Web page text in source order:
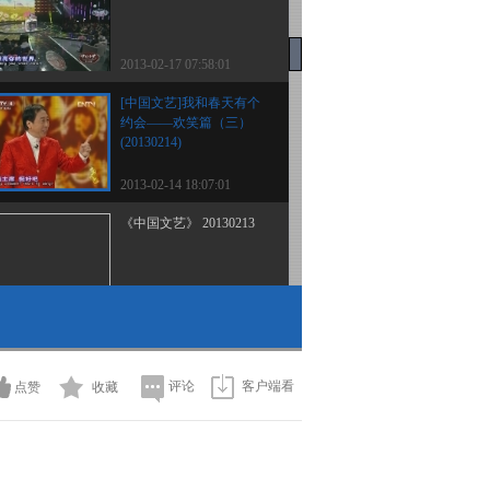
2013-02-17 07:58:01
[中国文艺]我和春天有个
约会——欢笑篇（三）
(20130214)
2013-02-14 18:07:01
《中国文艺》 20130213
(20130212)
2013-02-12 06:25:06
点赞 收藏 评论 客户端看